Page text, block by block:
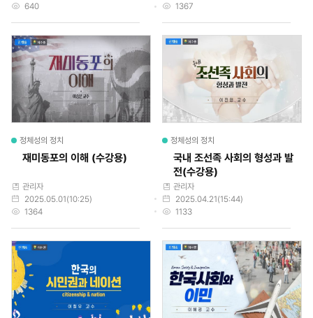
조회수
640
조회수
1367
정체성의 정치
재미동포의 이해 (수강용)
작성자
관리자
작성일
2025.05.01(10:25)
조회수
1364
정체성의 정치
국내 조선족 사회의 형성과 발
전(수강용)
작성자
관리자
작성일
2025.04.21(15:44)
조회수
1133